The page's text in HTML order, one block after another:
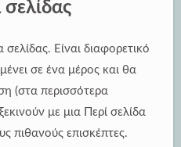
Είναι διαφορετικό
σε ένα μέρος και θα
(στα περισσότερα
με μια Περί σελίδα
πιθανούς επισκέπτες.